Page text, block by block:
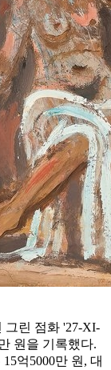
그린 점화 '27-XI-
원을 기록했다.
억5000만 원, 대